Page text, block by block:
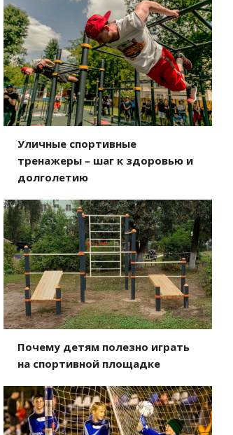
Уличные спортивные
тренажеры – шаг к здоровью и
долголетию
Почему детям полезно играть
на спортивной площадке